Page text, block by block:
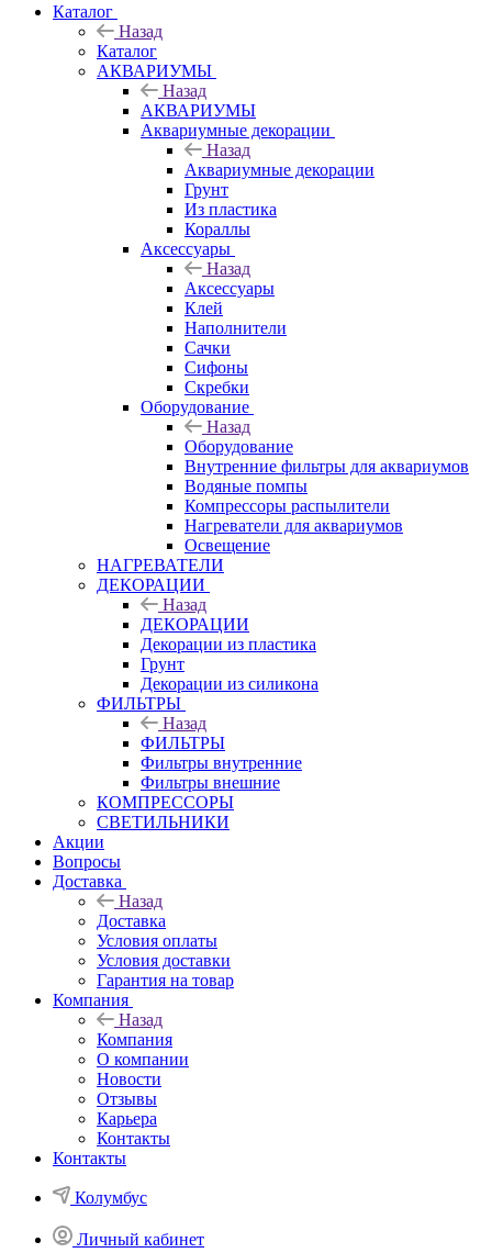
Каталог
Назад
Каталог
АКВАРИУМЫ
Назад
АКВАРИУМЫ
Аквариумные декорации
Назад
Аквариумные декорации
Грунт
Из пластика
Кораллы
Аксессуары
Назад
Аксессуары
Клей
Наполнители
Сачки
Сифоны
Скребки
Оборудование
Назад
Оборудование
Внутренние фильтры для аквариумов
Водяные помпы
Компрессоры распылители
Нагреватели для аквариумов
Освещение
НАГРЕВАТЕЛИ
ДЕКОРАЦИИ
Назад
ДЕКОРАЦИИ
Декорации из пластика
Грунт
Декорации из силикона
ФИЛЬТРЫ
Назад
ФИЛЬТРЫ
Фильтры внутренние
Фильтры внешние
КОМПРЕССОРЫ
СВЕТИЛЬНИКИ
Акции
Вопросы
Доставка
Назад
Доставка
Условия оплаты
Условия доставки
Гарантия на товар
Компания
Назад
Компания
О компании
Новости
Отзывы
Карьера
Контакты
Контакты
Колумбус
Личный кабинет